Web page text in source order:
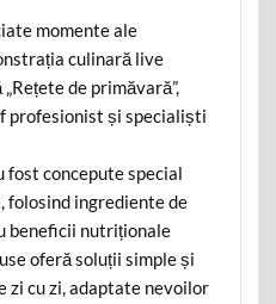
momente ale
culinară live
de primăvară”,
profesionist și specialiști
concepute special
folosind ingrediente de
beneficii nutriționale
oferă soluții simple și
zi cu zi, adaptate nevoilor